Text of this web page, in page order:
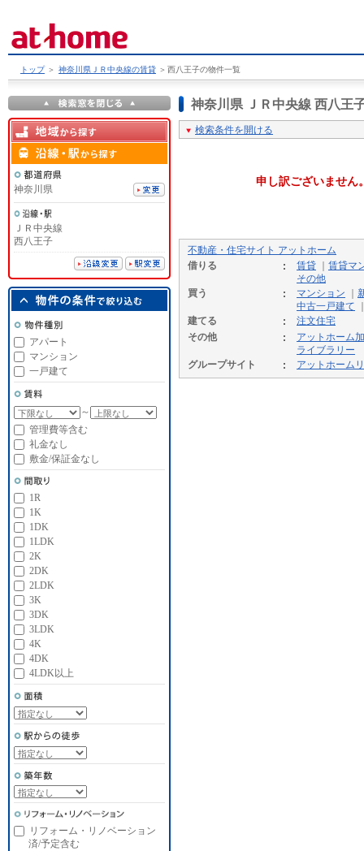
トップ ＞ 神奈川県ＪＲ中央線の賃貸 ＞ 西八王子の物件一覧
神奈川県 ＪＲ中央線 西八王
検索条件を開ける
申し訳ございません
不動産・住宅サイト アットホーム
借りる
賃貸
賃貸マ
その他
買う
マンション
中古一戸建て
建てる
注文住宅
その他
アットホーム
ライブラリー
グループサイト
アットホーム
神奈川県
ＪＲ中央線
西八王子
アパート
マンション
一戸建て
～
管理費等含む
礼金なし
敷金/保証金なし
1R
1K
1DK
1LDK
2K
2DK
2LDK
3K
3DK
3LDK
4K
4DK
4LDK以上
リフォーム・リノベーション
済/予定含む